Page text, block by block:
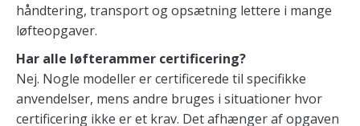
håndtering, transport og opsætning lettere i mange
løfteopgaver.
Har alle løfterammer certificering?
Nej. Nogle modeller er certificerede til specifikke
anvendelser, mens andre bruges i situationer hvor
certificering ikke er et krav. Det afhænger af opgaven